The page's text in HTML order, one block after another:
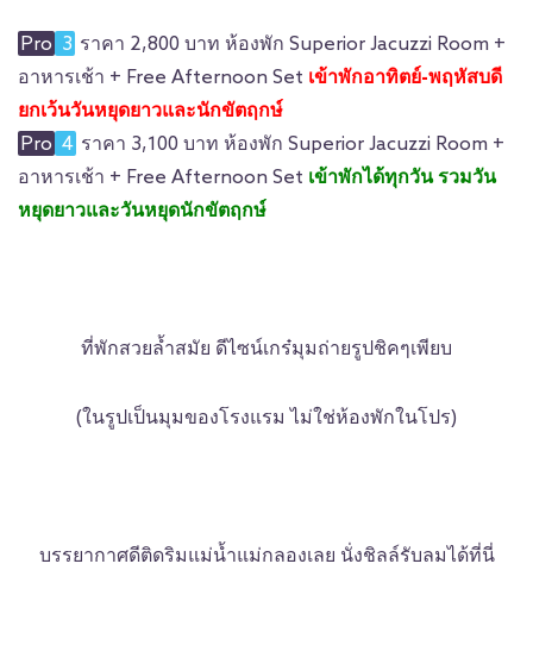
Pro 3 ราคา 2,800 บาท ห้องพัก Superior Jacuzzi Room +
อาหารเช้า + Free Afternoon Set เข้าพักอาทิตย์-พฤหัสบดี
ยกเว้นวันหยุดยาวและนักขัตฤกษ์
Pro 4 ราคา 3,100 บาท ห้องพัก Superior Jacuzzi Room +
อาหารเช้า + Free Afternoon Set เข้าพักได้ทุกวัน รวมวัน
หยุดยาวและวันหยุดนักขัตฤกษ์
ที่พักสวยล้ำสมัย ดีไซน์เกร๋มุมถ่ายรูปชิคๆเพียบ
(ในรูปเป็นมุมของโรงแรม ไม่ใช่ห้องพักในโปร)
บรรยากาศดีติดริมแม่น้ำแม่กลองเลย นั่งชิลล์รับลมได้ที่นี่